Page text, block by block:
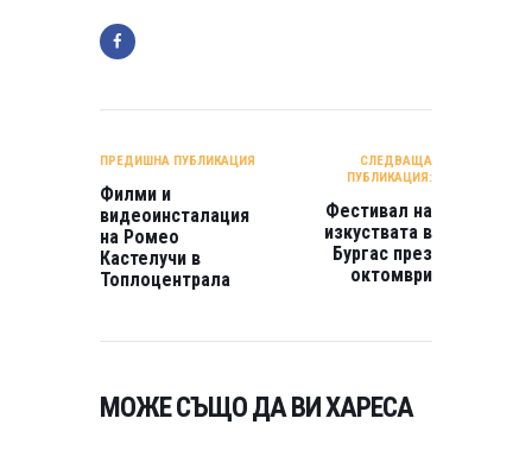
ПРЕДИШНА ПУБЛИКАЦИЯ
Филми и
видеоинсталация
на Ромео
Кастелучи в
Топлоцентрала
СЛЕДВАЩА
ПУБЛИКАЦИЯ:
Фестивал на
изкуствата в
Бургас през
октомври
МОЖЕ СЪЩО ДА ВИ ХАРЕСА